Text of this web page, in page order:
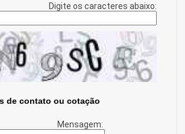
Digite os caracteres abaixo:
de contato ou cotação
Mensagem: